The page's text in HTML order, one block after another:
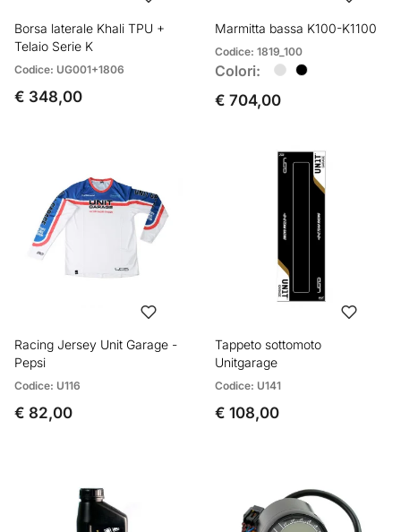
Borsa laterale Khali TPU +
Telaio Serie K
Codice: UG001+1806
€ 348,00
Marmitta bassa K100-K1100
Codice: 1819_100
Colori:
€ 704,00
Racing Jersey Unit Garage -
Pepsi
Codice: U116
€ 82,00
Tappeto sottomoto
Unitgarage
Codice: U141
€ 108,00